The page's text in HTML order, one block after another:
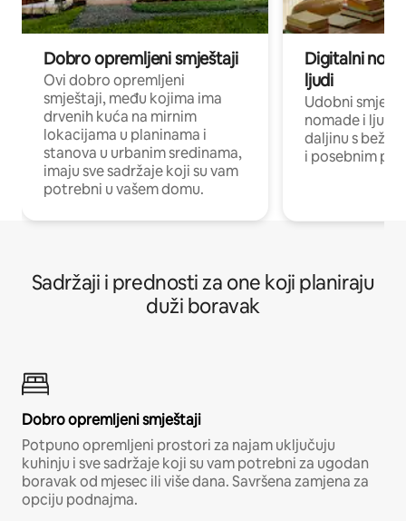
Dobro opremljeni smještaji
Ovi dobro opremljeni
smještaji, među kojima ima
drvenih kuća na mirnim
lokacijama u planinama i
stanova u urbanim sredinama,
imaju sve sadržaje koji su vam
potrebni u vašem domu.
Digitalni
ljudi
Udobni
nomade i ljude
daljinu s
i posebnim
Sadržaji i prednosti za one koji planiraju
duži boravak
Dobro opremljeni smještaji
Potpuno opremljeni prostori za najam uključuju
kuhinju i sve sadržaje koji su vam potrebni za ugodan
boravak od mjesec ili više dana. Savršena zamjena za
opciju podnajma.